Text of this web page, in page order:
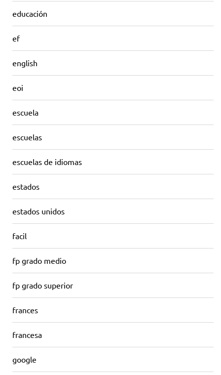
educación
ef
english
eoi
escuela
escuelas
escuelas de idiomas
estados
estados unidos
facil
fp grado medio
fp grado superior
frances
francesa
google